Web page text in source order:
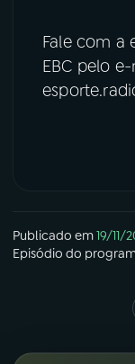
Fale com a
EBC pelo
Publicado em19/11/
Episódio do